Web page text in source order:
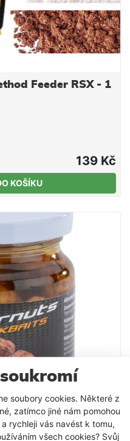
soubory cookies. Některé z
zatímco jiné nám pomohou
rychleji vás navést k tomu,
všech cookies? Svůj
Feeder RSX - 1
139 Kč
KOŠÍKU
Crab 220 ml